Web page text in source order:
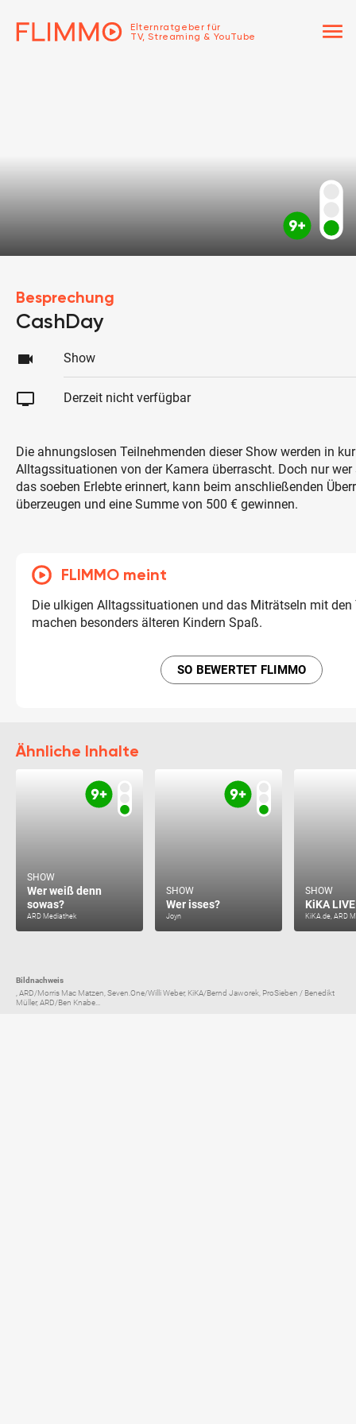
Elternratgeber für
TV, Streaming & YouTube
menu
Besprechung
CashDay
videocam Show
tv Derzeit nicht verfügbar
Die ahnungslosen Teilnehmenden dieser Show werden in
Alltagssituationen von der Kamera überrascht. Doch nur
das soeben Erlebte erinnert, kann beim anschließenden
überzeugen und eine Summe von 500 € gewinnen.
FLIMMO meint
Die ulkigen Alltagssituationen und das Miträtseln mit den
machen besonders älteren Kindern Spaß.
SO BEWERTET FLIMMO
Ähnliche Inhalte
SHOW
Wer weiß denn
sowas?
ARD Mediathek
SHOW
Wer isses?
Joyn
SHOW
KiKA LIVE
KiKA.de, ARD
Bildnachweis
, ARD/Morris Mac Matzen, Seven.One/Willi Weber, KiKA/Bernd Jaworek, ProSieben / Benedikt
Müller, ARD/Ben Knabe...